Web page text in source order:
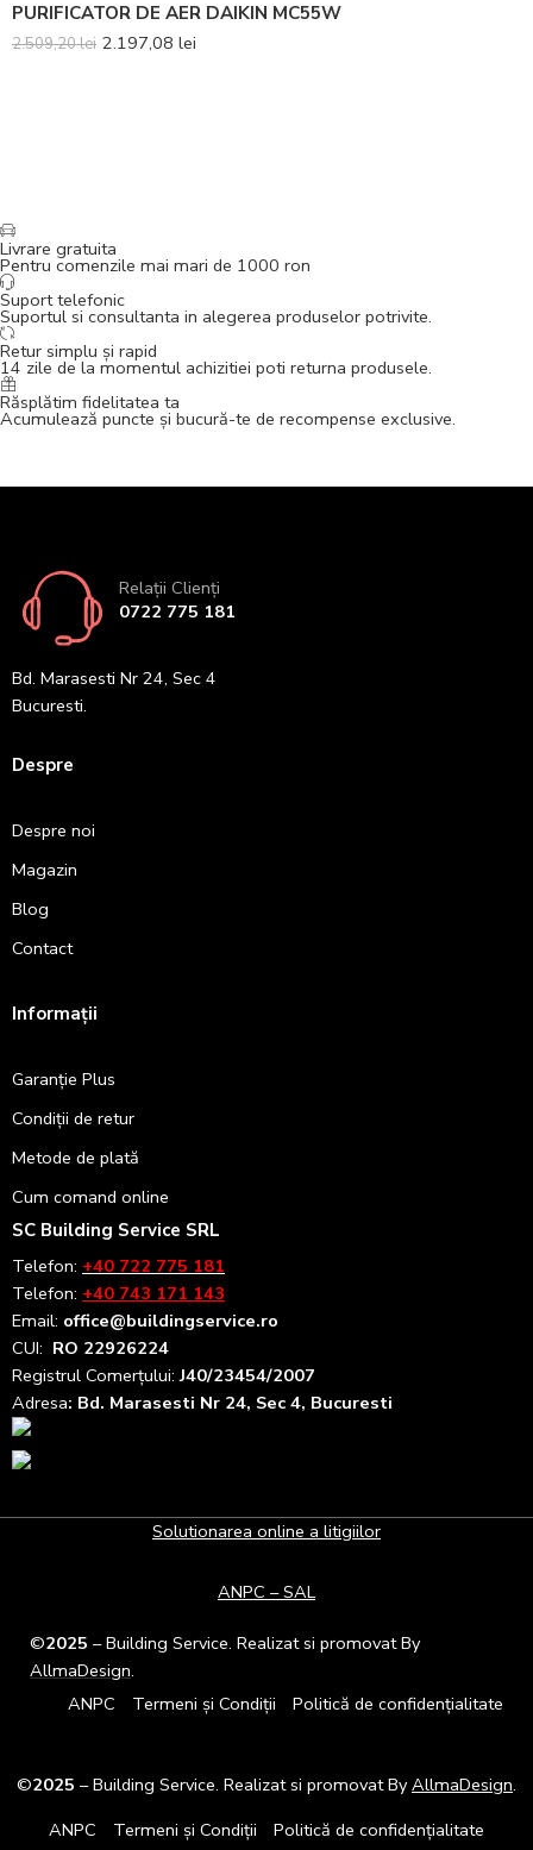
PURIFICATOR DE AER DAIKIN MC55W
2.509,20lei 2.197,08 lei
Livrare gratuita
Pentru comenzile mai mari de 1000 ron
Suport telefonic
Suportul si consultanta in alegerea produselor potrivite.
Retur simplu și rapid
14 zile de la momentul achizitiei poti returna produsele.
Răsplătim fidelitatea ta
Acumulează puncte și bucură-te de recompense exclusive.
Relații Clienți
0722 775 181
Bd. Marasesti Nr 24, Sec 4
Bucuresti.
Despre
Despre noi
Magazin
Blog
Contact
Informații
Garanție Plus
Condiții de retur
Metode de plată
Cum comand online
SC Building Service SRL
Telefon: +40 722 775 181
Telefon: +40 743 171 143
Email: office@buildingservice.ro
CUI: RO 22926224
Registrul Comerțului:J40/23454/2007
Adresa: Bd. Marasesti Nr 24, Sec 4, Bucuresti
Solutionarea online a litigiilor
ANPC – SAL
©2025 – Building Service. Realizat si promovat By
AllmaDesign.
ANPC
Termeni și Condiții Politică de confidențialitate
©2025 – Building Service. Realizat si promovat ByAllmaDesign.
ANPC
Termeni și Condiții Politică de confidențialitate